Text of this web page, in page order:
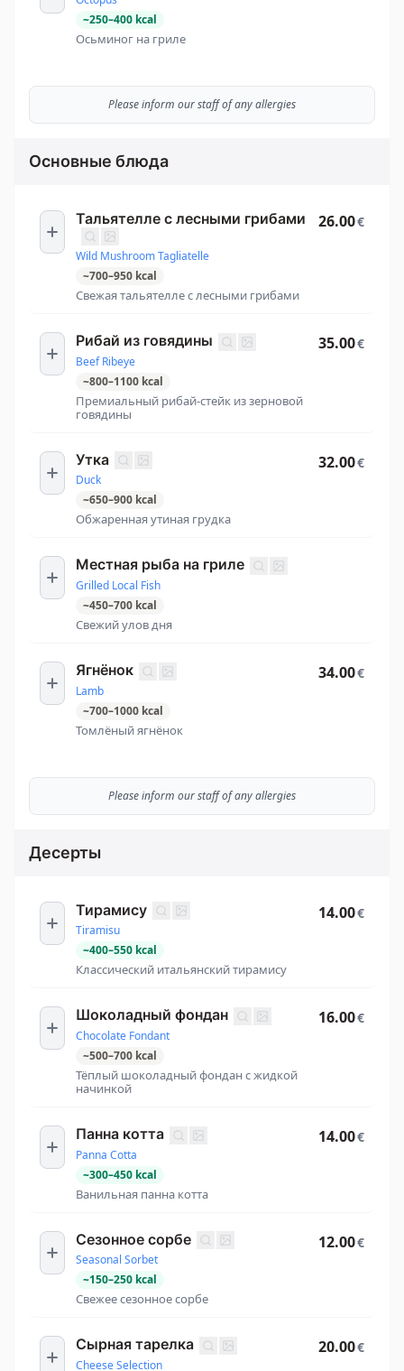
~250–400 kcal
Осьминог на гриле
Please inform our staff of any allergies
Основные блюда
Тальятелле с лесными грибами
Wild Mushroom Tagliatelle
~700–950 kcal
Свежая тальятелле с лесными грибами
26.00€
Рибай из говядины
Beef Ribeye
~800–1100 kcal
Премиальный рибай-стейк из зерновой
говядины
35.00€
Утка
Duck
~650–900 kcal
Обжаренная утиная грудка
32.00€
Местная рыба на гриле
Grilled Local Fish
~450–700 kcal
Свежий улов дня
Ягнёнок
Lamb
~700–1000 kcal
Томлёный ягнёнок
34.00€
Please inform our staff of any allergies
Десерты
Тирамису
Tiramisu
~400–550 kcal
Классический итальянский тирамису
14.00€
Шоколадный фондан
Chocolate Fondant
~500–700 kcal
Тёплый шоколадный фондан с жидкой
начинкой
16.00€
Панна котта
Panna Cotta
~300–450 kcal
Ванильная панна котта
14.00€
Сезонное сорбе
Seasonal Sorbet
~150–250 kcal
Свежее сезонное сорбе
12.00€
Сырная тарелка
Cheese Selection
20.00€